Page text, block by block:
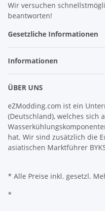
Wir versuchen
beantworten!
Gesetzliche Informationen
Informationen
ÜBER UNS
eZModding.com ist ein
(Deutschland), welches sich
hat. Wir sind zusätzlich die
asiatischen Marktführer
* Alle Preise inkl. gesetzl.
*